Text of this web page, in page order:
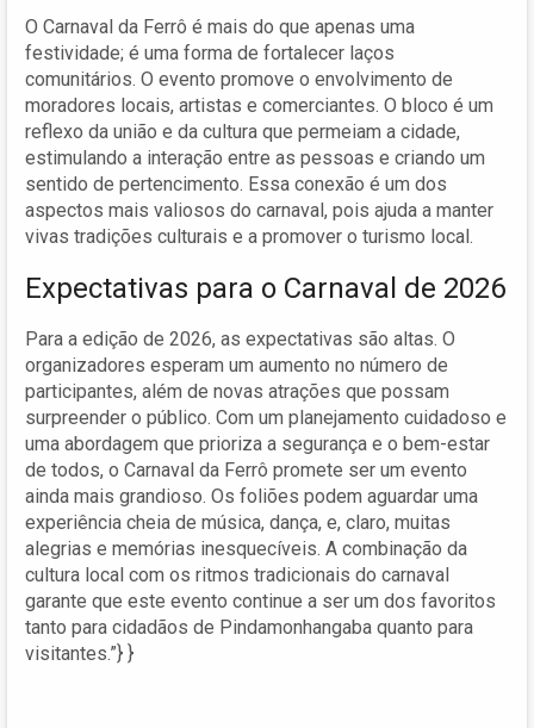
O Carnaval da Ferrô é mais do que apenas uma
festividade; é uma forma de fortalecer laços
comunitários. O evento promove o envolvimento de
moradores locais, artistas e comerciantes. O bloco é um
reflexo da união e da cultura que permeiam a cidade,
estimulando a interação entre as pessoas e criando um
sentido de pertencimento. Essa conexão é um dos
aspectos mais valiosos do carnaval, pois ajuda a manter
vivas tradições culturais e a promover o turismo local.
Expectativas para o Carnaval de 2026
Para a edição de 2026, as expectativas são altas. O
organizadores esperam um aumento no número de
participantes, além de novas atrações que possam
surpreender o público. Com um planejamento cuidadoso e
uma abordagem que prioriza a segurança e o bem-estar
de todos, o Carnaval da Ferrô promete ser um evento
ainda mais grandioso. Os foliões podem aguardar uma
experiência cheia de música, dança, e, claro, muitas
alegrias e memórias inesquecíveis. A combinação da
cultura local com os ritmos tradicionais do carnaval
garante que este evento continue a ser um dos favoritos
tanto para cidadãos de Pindamonhangaba quanto para
visitantes.”} }